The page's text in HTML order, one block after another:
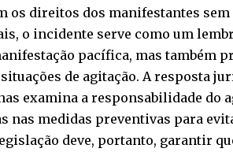
os direitos dos manifestantes
o incidente serve como um
pacífica, mas também
de agitação. A resposta
examina a responsabilidade do
nas medidas preventivas para
deve, portanto, garantir